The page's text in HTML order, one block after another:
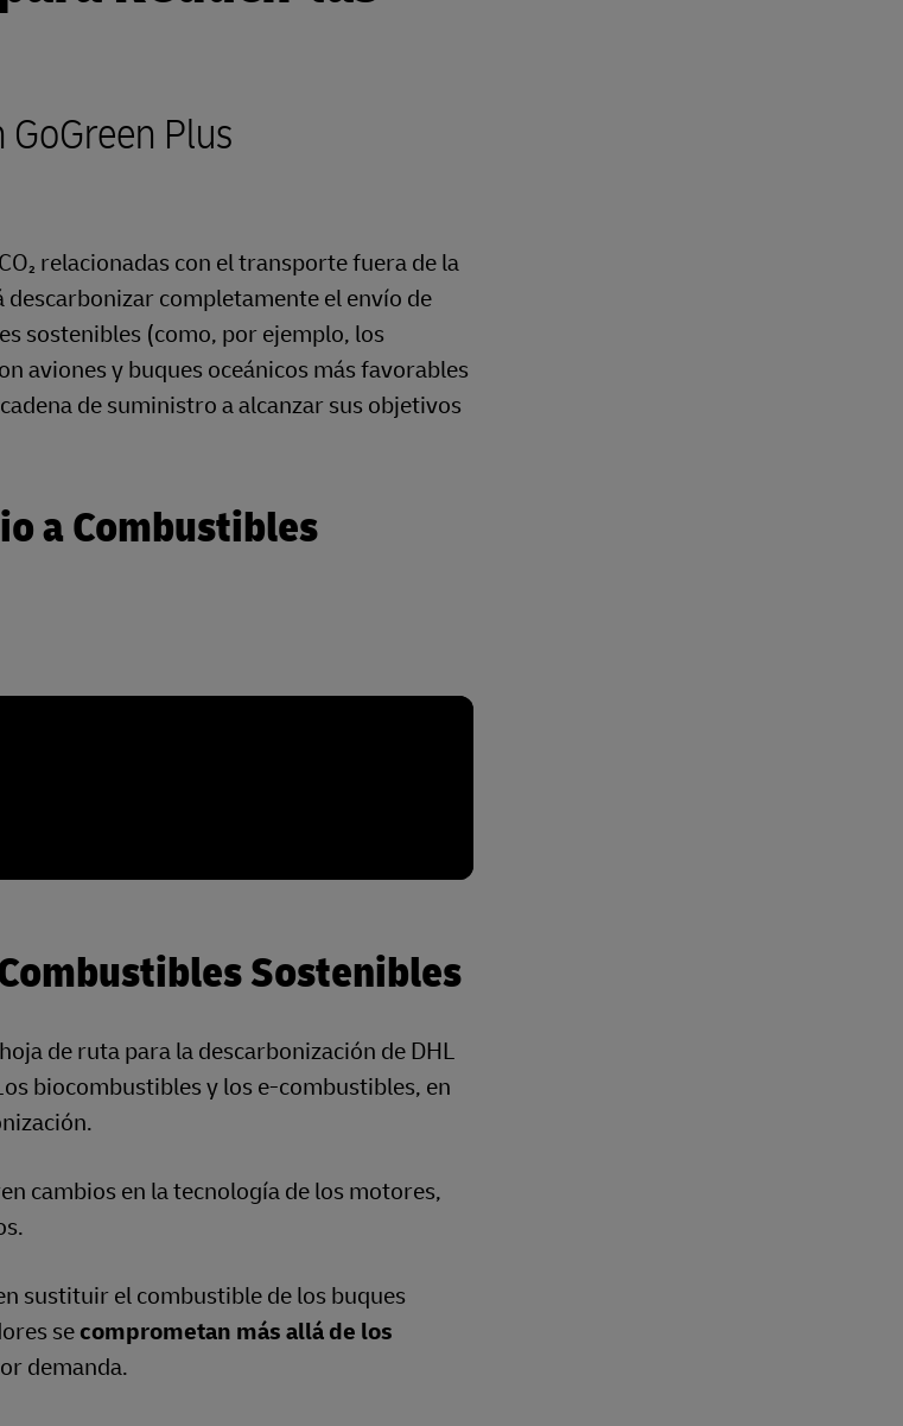
Plus
relacionadas con el transporte fuera de la
completamente el envío de
sostenibles (como, por ejemplo, los
aviones y buques oceánicos más favorables
de suministro a alcanzar sus objetivos
a Combustibles
Sostenibles
de ruta para la descarbonización de DHL
biocombustibles y los e-combustibles, en
cambios en la tecnología de los motores,
sustituir el combustible de los buques
se comprometan más allá de los
demanda.